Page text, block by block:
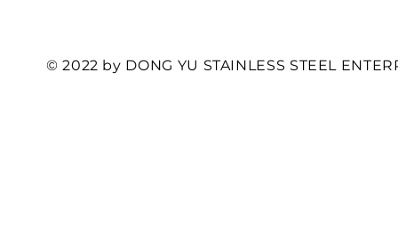
© 2022 by DONG YU STAINLESS STEEL